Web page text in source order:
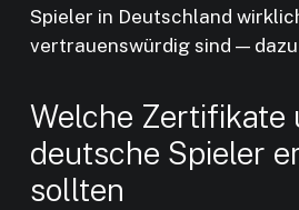
Spieler in Deutschland
vertrauenswürdig sind —
Welche Zertifikate
deutsche Spieler
sollten